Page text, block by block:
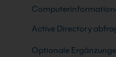
Active Directory
Optionale